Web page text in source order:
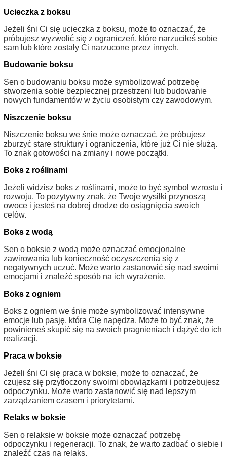
Ucieczka z boksu
Jeżeli śni Ci się ucieczka z boksu, może to oznaczać, że
próbujesz wyzwolić się z ograniczeń, które narzuciłeś sobie
sam lub które zostały Ci narzucone przez innych.
Budowanie boksu
Sen o budowaniu boksu może symbolizować potrzebę
stworzenia sobie bezpiecznej przestrzeni lub budowanie
nowych fundamentów w życiu osobistym czy zawodowym.
Niszczenie boksu
Niszczenie boksu we śnie może oznaczać, że próbujesz
zburzyć stare struktury i ograniczenia, które już Ci nie służą.
To znak gotowości na zmiany i nowe początki.
Boks z roślinami
Jeżeli widzisz boks z roślinami, może to być symbol wzrostu i
rozwoju. To pozytywny znak, że Twoje wysiłki przynoszą
owoce i jesteś na dobrej drodze do osiągnięcia swoich
celów.
Boks z wodą
Sen o boksie z wodą może oznaczać emocjonalne
zawirowania lub konieczność oczyszczenia się z
negatywnych uczuć. Może warto zastanowić się nad swoimi
emocjami i znaleźć sposób na ich wyrażenie.
Boks z ogniem
Boks z ogniem we śnie może symbolizować intensywne
emocje lub pasję, która Cię napędza. Może to być znak, że
powinieneś skupić się na swoich pragnieniach i dążyć do ich
realizacji.
Praca w boksie
Jeżeli śni Ci się praca w boksie, może to oznaczać, że
czujesz się przytłoczony swoimi obowiązkami i potrzebujesz
odpoczynku. Może warto zastanowić się nad lepszym
zarządzaniem czasem i priorytetami.
Relaks w boksie
Sen o relaksie w boksie może oznaczać potrzebę
odpoczynku i regeneracji. To znak, że warto zadbać o siebie i
znaleźć czas na relaks.